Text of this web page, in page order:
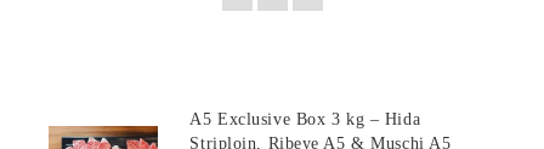
A5 Exclusive Box 3 kg – Hida
Striploin, Ribeye A5 & Mușchi A5